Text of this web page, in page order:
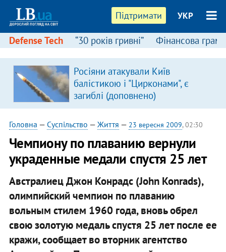
Підтримати УКР
Defense Tech “30 років гривні” Фінансова
Росіяни атакували Київ
балістикою і "Цирконами", є
загиблі (доповнено)
Головна — Суспільство — Життя — 23 вересня 2009, 02:30
Чемпиону по плаванию вернули
украденные медали спустя 25 лет
Австралиец Джон Конрадс (John Konrads),
олимпийский чемпион по плаванию
вольным стилем 1960 года, вновь обрел
свою золотую медаль спустя 25 лет после ее
кражи, сообщает во вторник агентство